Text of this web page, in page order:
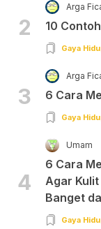
2
Arga
10
Gaya
3
Arga
6 Cara
Gaya
4
Umam
6 Cara
Agar
Banget
Gaya